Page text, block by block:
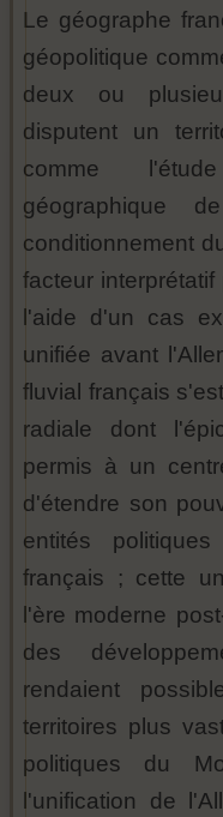
Le géographe
géopolitique
deux ou
disputent un
comme
géographique
conditionnement
facteur
l'aide d'un cas
unifiée avant
fluvial français
radiale dont
permis à un
d'étendre son
entités
français ; cette
l'ère moderne
des
rendaient
territoires plus
politiques du
l'unification de